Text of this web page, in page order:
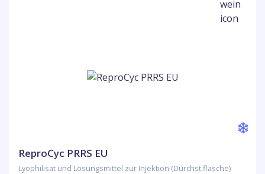
ReproCyc PRRS EU
Lyophilisat und Lösungsmittel zur Injektion (Durchst.flasche)